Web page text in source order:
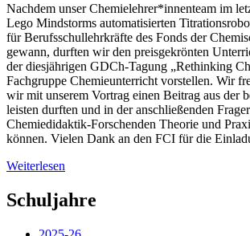
Nachdem unser Chemielehrer*innenteam im
Lego Mindstorms automatisierten
für Berufsschullehrkräfte des Fonds der
gewann, durften wir den preisgekrönten
der diesjährigen GDCh-Tagung „Rethinking
Fachgruppe Chemieunterricht vorstellen. Wir
wir mit unserem Vortrag einen Beitrag aus der
leisten durften und in der anschließenden
Chemiedidaktik-Forschenden Theorie und
können. Vielen Dank an den FCI für die
Weiterlesen
Schuljahre